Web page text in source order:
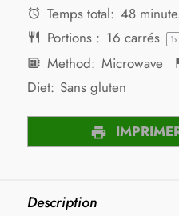
Temps total: 48
Portions : 16 carrés 1x
Method: Microwave
Diet: Sans gluten
Description